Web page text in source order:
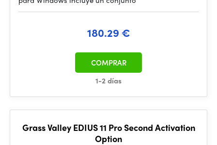
180.29 €
1-2 días
COMPRAR
Grass Valley EDIUS 11 Pro Second Activation
Option